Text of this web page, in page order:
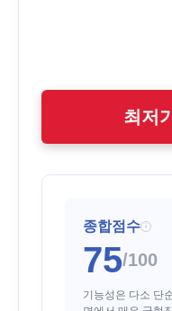
최저
종합점수 i
75/100
기능성은 다소 단